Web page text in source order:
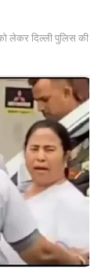
लेकर दिल्ली पुलिस की